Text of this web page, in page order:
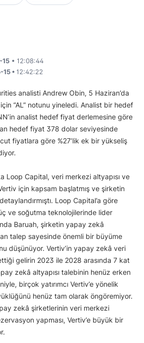
• 12:08:44
• 12:42:22
analisti Andrew Obin, 5 Haziran’da
“AL” notunu yineledi. Analist bir hedef
analist hedef fiyat derlemesine göre
hedef fiyat 378 dolar seviyesinde
fiyatlara göre %27’lik ek bir yükseliş
Loop Capital, veri merkezi altyapısı ve
için kapsam başlatmış ve şirketin
Loop Capital’a göre
ve soğutma teknolojilerinde lider
Baruah, şirketin yapay zekâ
talep sayesinde önemli bir büyüme
düşünüyor. Vertiv’in yapay zekâ veri
gelirin 2023 ile 2028 arasında 7 kat
zekâ altyapısı talebinin henüz erken
birçok yatırımcı Vertiv’e yönelik
henüz tam olarak öngöremiyor.
zekâ şirketlerinin veri merkezi
yapması, Vertiv’e büyük bir